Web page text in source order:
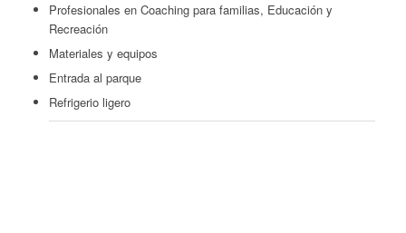
Profesionales en Coaching para familias, Educación y
Recreación
Materiales y equipos
Entrada al parque
Refrigerio ligero